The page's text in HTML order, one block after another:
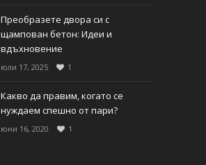
Преобразете двора си с
щампован бетон: Идеи и
вдъхновение
юли 17, 2025 1
Какво да правим, когато се
нуждаем спешно от пари?
юни 16, 2020 1